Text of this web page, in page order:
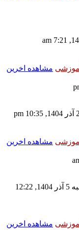
مشاهده اخرین
مشاهده اخرین
» چهار شنبه 5 آذر 1404, 12:22
مشاهده اخرین